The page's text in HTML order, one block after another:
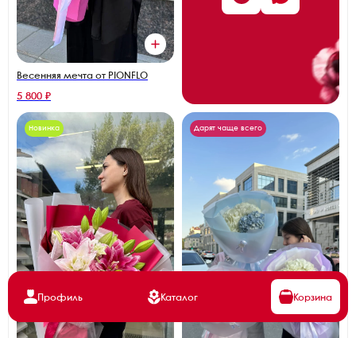
Весенняя мечта от PIONFLO
5 800 ₽
Новинка Дарят чаще всего
Профиль Каталог Корзина